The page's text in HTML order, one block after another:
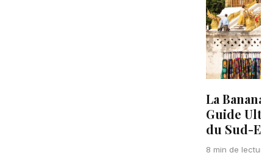
La Banana
Guide
du Sud-Est
8 min de lecture